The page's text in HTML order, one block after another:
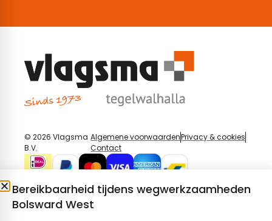
© 2026 Vlagsma
B.V.
Algemene voorwaardenPrivacy & cookies
Contact
Bereikbaarheid tijdens wegwerkzaamheden
Bolsward West